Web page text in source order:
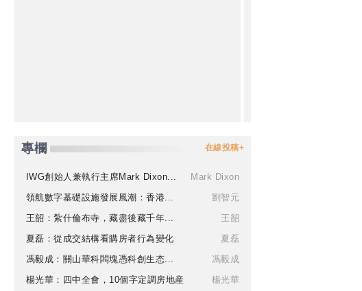
專欄 在線投稿+
IWG創始人兼執行主席Mark Dixon...
Mark Dixon
領航數字基礎設施發展風潮：香港...
劉智元
王韶：紮什倫布寺，藏盡後藏千年...
王韶
夏磊：從成交結構看購房者行為變化
夏磊
馮毅成：關山華科闆塊憑科創生态...
馮毅成
楊光華：四中全會，10個字定調房地産
楊光華